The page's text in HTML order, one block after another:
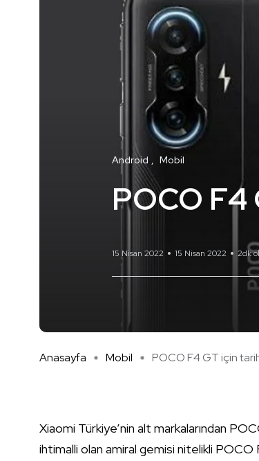
Android Mobil
POCO
15 Nisan 2022 15 Nisan 2022 2dk
Anasayfa Mobil POCO F4 GT için
Xiaomi Türkiye’nin alt markalarından
ihtimalli olan amiral gemisi nitelikli POCO